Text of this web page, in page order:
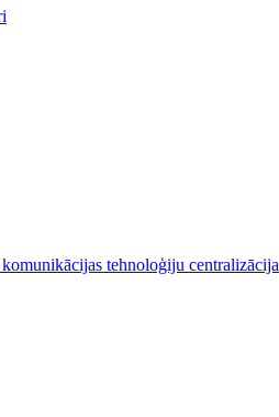
tehnoloģiju centralizācija